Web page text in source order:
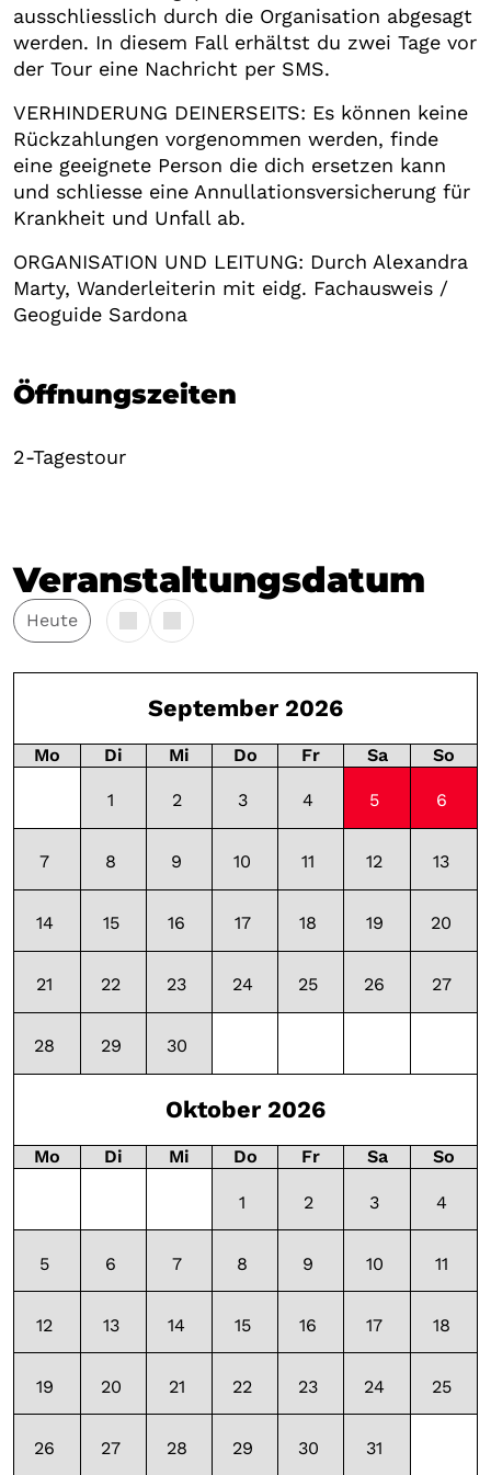
ausschliesslich durch die Organisation abgesagt
werden. In diesem Fall erhältst du zwei Tage vor
der Tour eine Nachricht per SMS.
VERHINDERUNG DEINERSEITS: Es können keine
Rückzahlungen vorgenommen werden, finde
eine geeignete Person die dich ersetzen kann
und schliesse eine Annullationsversicherung für
Krankheit und Unfall ab.
ORGANISATION UND LEITUNG: Durch Alexandra
Marty, Wanderleiterin mit eidg. Fachausweis /
Geoguide Sardona
Öffnungszeiten
2-Tagestour
Veranstaltungsdatum
Heute
September 2026
Mo Di Mi Do Fr Sa So
1 2 3 4 5 6
7 8 9 10 11 12 13
14 15 16 17 18 19 20
21 22 23 24 25 26 27
28 29 30
Oktober 2026
Mo Di Mi Do Fr Sa So
1 2 3 4
5 6 7 8 9 10 11
12 13 14 15 16 17 18
19 20 21 22 23 24 25
26 27 28 29 30 31